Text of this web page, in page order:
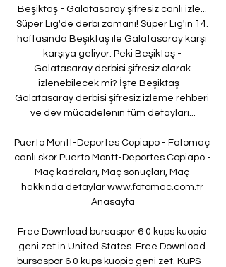
Beşiktaş - Galatasaray şifresiz canlı izle...
Süper Lig'de derbi zamanı! Süper Lig'in 14.
haftasında Beşiktaş ile Galatasaray karşı
karşıya geliyor. Peki Beşiktaş -
Galatasaray derbisi şifresiz olarak
izlenebilecek mi? İşte Beşiktaş -
Galatasaray derbisi şifresiz izleme rehberi
ve dev mücadelenin tüm detayları...
Puerto Montt-Deportes Copiapo - Fotomaç
canlı skor Puerto Montt-Deportes Copiapo -
Maç kadroları, Maç sonuçları, Maç
hakkında detaylar www.fotomac.com.tr
Anasayfa
Free Download bursaspor 6 0 kups kuopio
geni zet in United States. Free Download
bursaspor 6 0 kups kuopio geni zet. KuPS -